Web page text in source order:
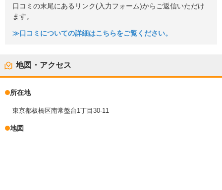
口コミの末尾にあるリンク(入力フォーム)からご返信いただけ
ます。
≫口コミについての詳細はこちらをご覧ください。
地図・アクセス
所在地
東京都板橋区南常盤台1丁目30-11
地図